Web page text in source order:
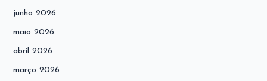
junho 2026
maio 2026
abril 2026
março 2026